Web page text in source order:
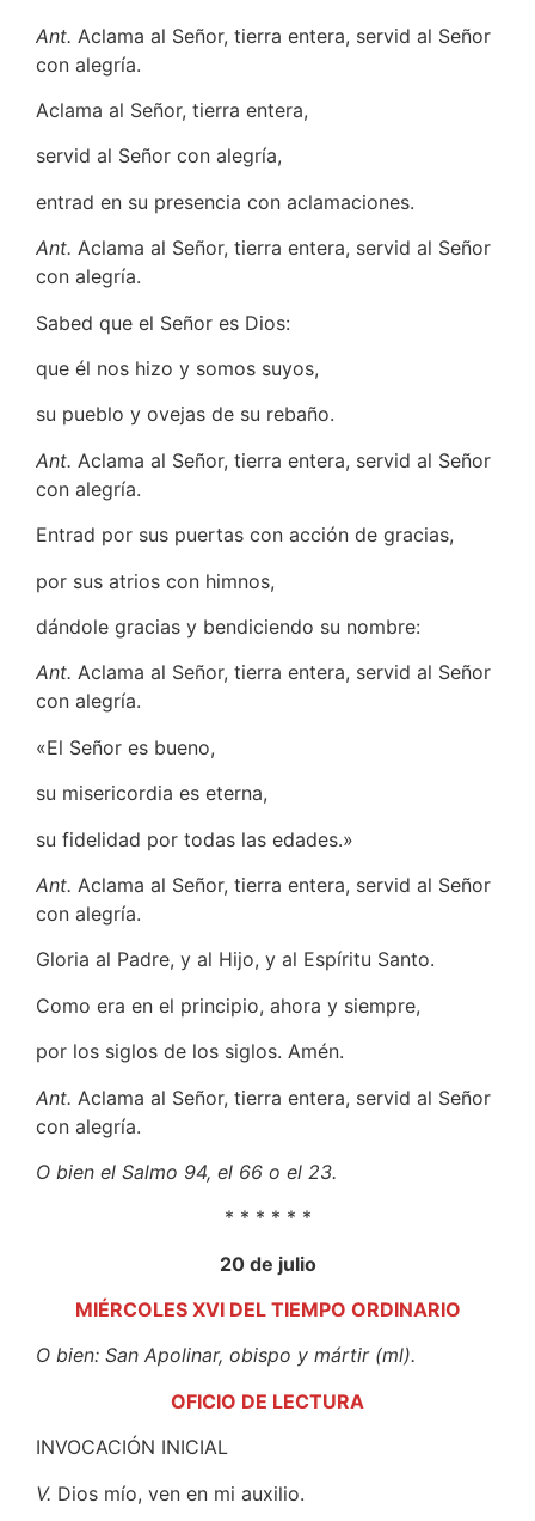
Ant. Aclama al Señor, tierra entera, servid al Señor
con alegría.
Aclama al Señor, tierra entera,
servid al Señor con alegría,
entrad en su presencia con aclamaciones.
Ant. Aclama al Señor, tierra entera, servid al Señor
con alegría.
Sabed que el Señor es Dios:
que él nos hizo y somos suyos,
su pueblo y ovejas de su rebaño.
Ant. Aclama al Señor, tierra entera, servid al Señor
con alegría.
Entrad por sus puertas con acción de gracias,
por sus atrios con himnos,
dándole gracias y bendiciendo su nombre:
Ant. Aclama al Señor, tierra entera, servid al Señor
con alegría.
«El Señor es bueno,
su misericordia es eterna,
su fidelidad por todas las edades.»
Ant. Aclama al Señor, tierra entera, servid al Señor
con alegría.
Gloria al Padre, y al Hijo, y al Espíritu Santo.
Como era en el principio, ahora y siempre,
por los siglos de los siglos. Amén.
Ant. Aclama al Señor, tierra entera, servid al Señor
con alegría.
O bien el Salmo 94, el 66 o el 23.
* * * * * *
20 de julio
MIÉRCOLES XVI DEL TIEMPO ORDINARIO
O bien: San Apolinar, obispo y mártir (ml).
OFICIO DE LECTURA
INVOCACIÓN INICIAL
V. Dios mío, ven en mi auxilio.